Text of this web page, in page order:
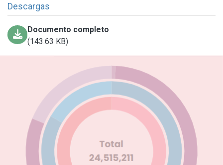
Descargas
Documento completo
(143.63 KB)